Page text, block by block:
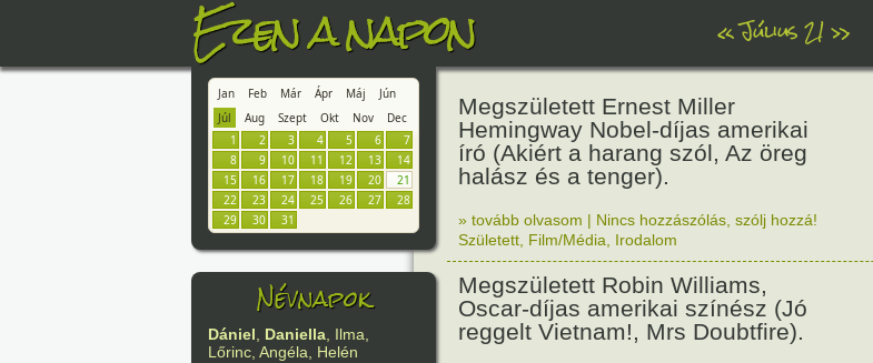
Ezen a napon «Július 21»
Jan Feb Már Ápr Máj
Jún
Júl
Aug Szept Okt Nov
Dec
1
2 3 4 5 6
7
8
9 10 11 12 13
14
15
16 17 18 19 20
21
22
23 24 25 26 27
28
29
30 31
Névnapok
Dániel, Daniella, Ilma,
Lőrinc, Angéla, Helén
Megszületett Ernest Miller
Hemingway Nobel-díjas amerikai
író (Akiért a harang szól, Az öreg
halász és a tenger).
» tovább olvasom | Nincs hozzászólás, szólj hozzá!
Született Film/Média Irodalom
Megszületett Robin Williams,
Oscar-díjas amerikai színész (Jó
reggelt Vietnam!, Mrs Doubtfire).